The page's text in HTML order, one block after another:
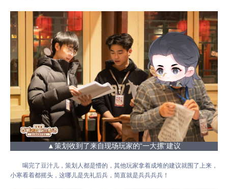
▲策划收到了来自现场玩家的“一大摞”建议
喝完了豆汁儿，策划人都是懵的，其他玩家拿着成堆的建议就围了上来，
小寒看着都摇头，这哪儿是先礼后兵，简直就是兵兵兵兵！